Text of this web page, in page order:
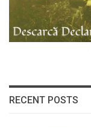
RECENT POSTS